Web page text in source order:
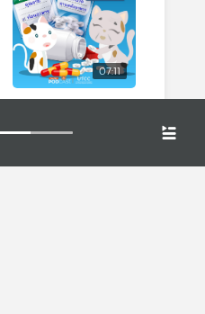
07:11
ยายของสามสีหายแล้ว